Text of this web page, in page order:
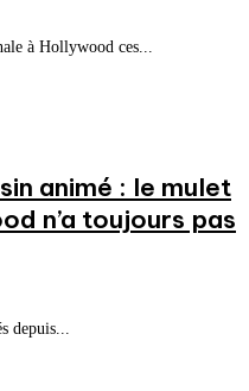
à Hollywood ces...
animé : le mulet
n’a toujours pas
depuis...